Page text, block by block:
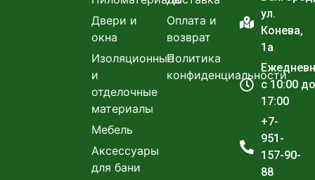
Двери и
окна
Изоляционные
и
отделочные
материалы
Мебель
Аксессуары
для бани
Оплата и
возврат
Политика
конфиденциальности
ул.
Конева,
1а
с 10:00 до
17:00
+7-
951-
157-90-
88